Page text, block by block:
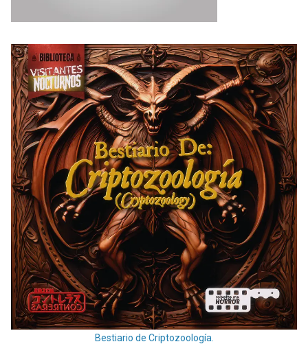
Bestiario de Criptozoología.